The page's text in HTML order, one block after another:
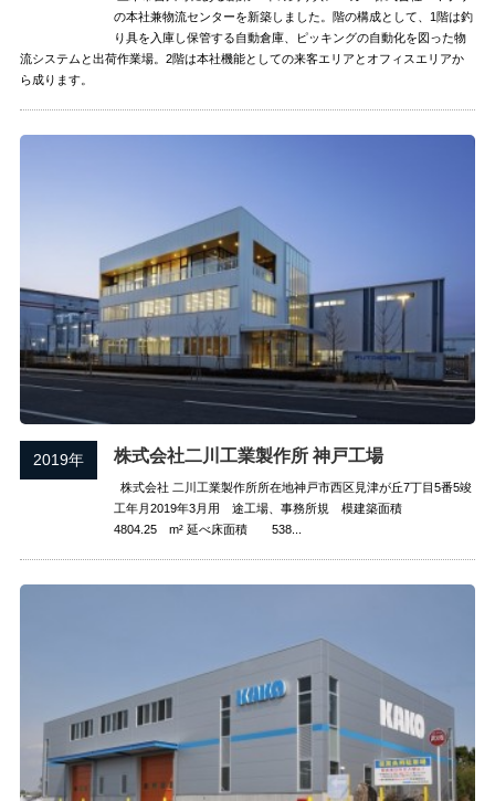
の本社兼物流センターを新築しました。階の構成として、1階は釣
り具を入庫し保管する自動倉庫、ピッキングの自動化を図った物
流システムと出荷作業場。2階は本社機能としての来客エリアとオフィスエリアか
ら成ります。
2019年 株式会社二川工業製作所 神戸工場
株式会社 二川工業製作所所在地神戸市西区見津が丘7丁目5番5竣
工年月2019年3月用 途工場、事務所規 模建築面積
4804.25 m² 延べ床面積 538...